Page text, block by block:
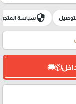
securityسياسة المتجر